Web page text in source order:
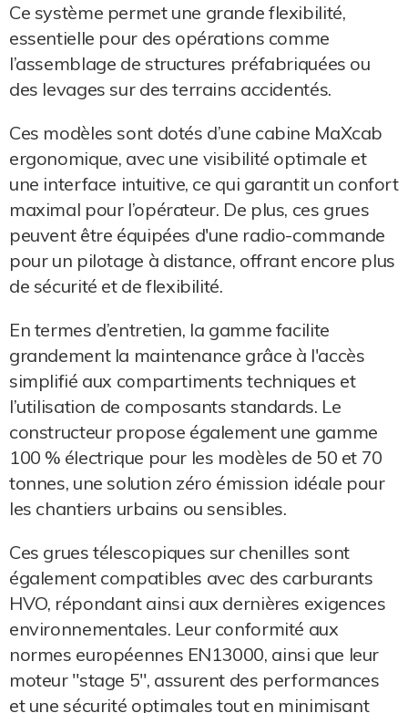
Ce système permet une grande flexibilité,
essentielle pour des opérations comme
l’assemblage de structures préfabriquées ou
des levages sur des terrains accidentés.
Ces modèles sont dotés d’une cabine MaXcab
ergonomique, avec une visibilité optimale et
une interface intuitive, ce qui garantit un confort
maximal pour l’opérateur. De plus, ces grues
peuvent être équipées d'une radio-commande
pour un pilotage à distance, offrant encore plus
de sécurité et de flexibilité.
En termes d’entretien, la gamme facilite
grandement la maintenance grâce à l'accès
simplifié aux compartiments techniques et
l’utilisation de composants standards. Le
constructeur propose également une gamme
100 % électrique pour les modèles de 50 et 70
tonnes, une solution zéro émission idéale pour
les chantiers urbains ou sensibles.
Ces grues télescopiques sur chenilles sont
également compatibles avec des carburants
HVO, répondant ainsi aux dernières exigences
environnementales. Leur conformité aux
normes européennes EN13000, ainsi que leur
moteur "stage 5", assurent des performances
et une sécurité optimales tout en minimisant